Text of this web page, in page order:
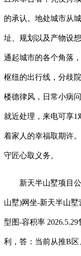
的承认。地处城市从
址、规划以及产物设
通起城市的各个角落
枢纽的出行线，分歧
楼德律风，日常小病
就近处理，来电可享1
着家人的幸福取期许
守匠心取义务。
新天半山墅项目公
山墅)网坐-新天半山
型图-容积率
利，答：当前从推B